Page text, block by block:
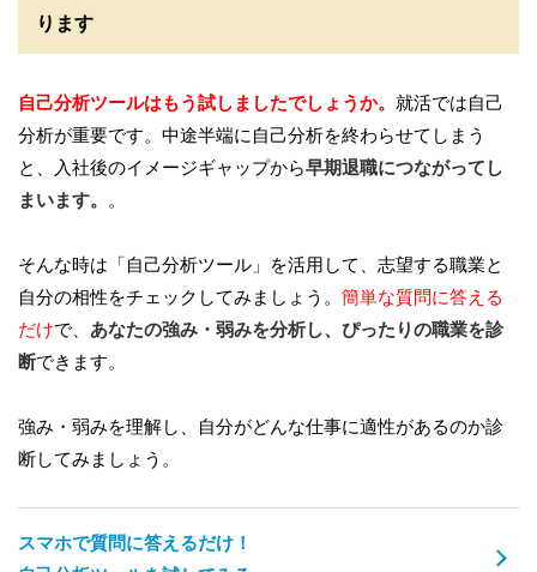
ります
自己分析ツールはもう試しましたでしょうか。 就活では自己
分析が重要です。中途半端に自己分析を終わらせてしまう
と、入社後のイメージギャップから早期退職につながってし
まいます。 。
そんな時は「自己分析ツール」を活用して、志望する職業と
自分の相性をチェックしてみましょう。 簡単な質問に答える
だけで、 あなたの強み・弱みを分析し、ぴったりの職業を診
断できます。
強み・弱みを理解し、自分がどんな仕事に適性があるのか診
断してみましょう。
スマホで質問に答えるだけ！